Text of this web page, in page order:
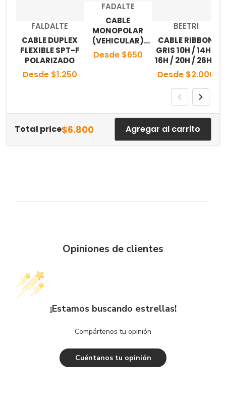
Proveedor:
FALDALTE
CABLE DUPLEX
FLEXIBLE SPT-F
POLARIZADO
Desde $1.250
Proveedor:
FADALTE
CABLE
MONOPOLAR
(VEHICULAR)
FLEXIBLE AWM
105°C
Desde $650
Proveedor:
BEETRI
CABLE RIBBON
GRIS 10H / 14H /
16H / 20H / 26H /
40H / 60H
Desde $2.000
Total price$6.800 Agregar al carrito
Opiniones de clientes
¡Estamos buscando estrellas!
Compártenos tu opinión
Cuéntanos tu opinión